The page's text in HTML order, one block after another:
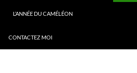
L’ANNÉE DU CAMÉLÉON
CONTACTEZ MOI